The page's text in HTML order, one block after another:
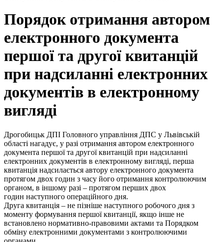
Порядок отримання автором
електронного документа
першої та другої квитанцій
при надсиланні електронних
документів в електронному
вигляді
Дрогобицьк ДПІ Головного управління ДПС у Львівській
області нагадує, у разі отримання автором електронного
документа першої та другої квитанцій при надсиланні
електронних документів в електронному вигляді, перша
квитанція надсилається автору електронного документа
протягом двох годин з часу його отримання контролюючим
органом, в іншому разі – протягом перших двох
годин наступного операційного дня.
Друга квитанція – не пізніше наступного робочого дня з
моменту формування першої квитанції, якщо інше не
встановлено нормативно-правовими актами та Порядком
обміну електронними документами з контролюючими